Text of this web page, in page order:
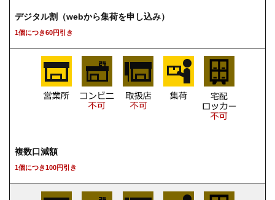
デジタル割（webから集荷を申し込み）
1個につき60円引き
複数口減額
1個につき100円引き